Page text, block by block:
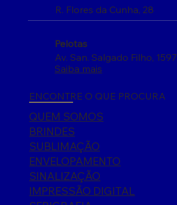
R. Flores da Cunha, 28
Pelotas
Av. San. Salgado Filho, 1597
Saiba mais
ENCONTRE O QUE PROCURA
QUEM SOMOS
BRINDES
SUBLIMAÇÃO
ENVELOPAMENTO
SINALIZAÇÃO
IMPRESSÃO DIGITAL